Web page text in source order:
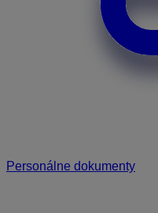
Personálne dokumenty